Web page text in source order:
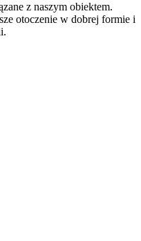
z naszym obiektem.
otoczenie w dobrej formie i